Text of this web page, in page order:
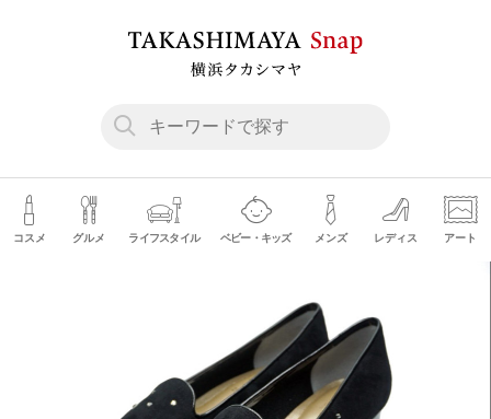
コスメ グルメ ライフスタイル ベビー・キッズ メンズ レディス アート